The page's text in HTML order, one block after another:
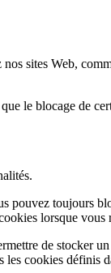
sites Web,
le blocage de
pouvez toujours
lorsque vous
de stocker
cookies définis